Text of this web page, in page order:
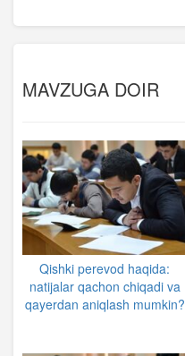
MAVZUGA DOIR
Qishki perevod haqida:
natijalar qachon chiqadi va
qayerdan aniqlash mumkin?